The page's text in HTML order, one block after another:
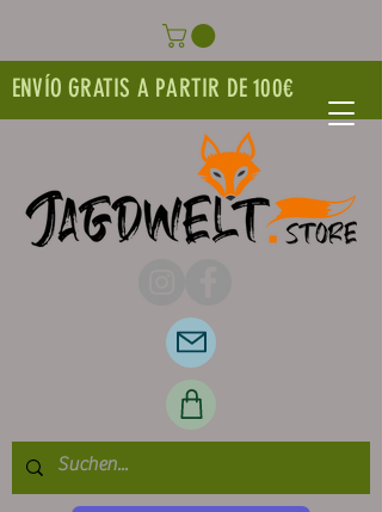
ENVÍO GRATIS A PARTIR DE 100€